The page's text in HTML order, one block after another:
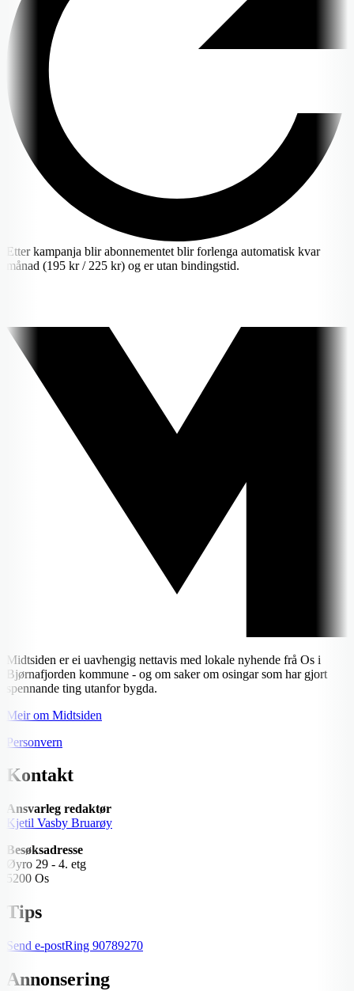
Etter kampanja blir abonnementet blir forlenga automatisk kvar
månad (195 kr / 225 kr) og er utan bindingstid.
Midtsiden er ei uavhengig nettavis med lokale nyhende frå Os i
Bjørnafjorden kommune - og om saker om osingar som har gjort
spennande ting utanfor bygda.
Meir om Midtsiden
Personvern
Kontakt
Ansvarleg redaktør
Kjetil Vasby Bruarøy
Besøksadresse
Øyro 29 - 4. etg
5200 Os
Tips
Send e-postRing 90789270
Annonsering